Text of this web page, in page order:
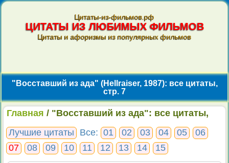
Цитаты-из-фильмов.рф
ЦИТАТЫ ИЗ ЛЮБИМЫХ ФИЛЬМОВ
Цитаты и афоризмы из популярных фильмов
"Восставший из ада" (Hellraiser, 1987): все цитаты,
стр. 7
Главная / "Восставший из ада": все цитаты,
Лучшие цитаты
Все: 01 02 03 04 05
06
07
08 09 10 11 12 13 14 15